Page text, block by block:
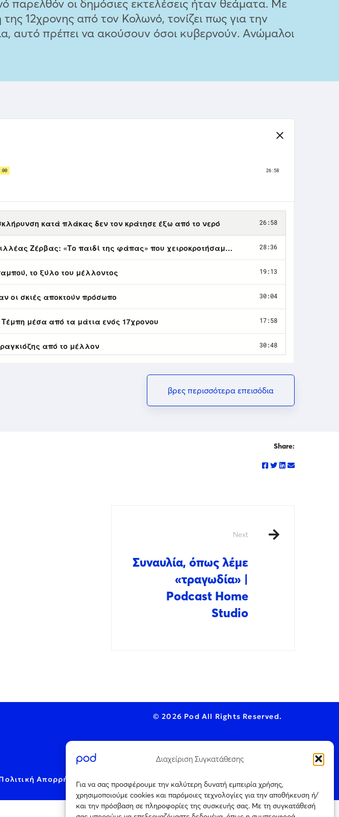
Διαχείριση Συγκατάθεσης
Για να σας προσφέρουμε την καλύτερη δυνατή εμπειρία χρήσης,
χρησιμοποιούμε cookies και παρόμοιες τεχνολογίες για την αποθήκευση ή/
και την πρόσβαση σε πληροφορίες της συσκευής σας. Με τη συγκατάθεσή
οι δημόσιες εκτελέσεις ήταν θεάματα. Με
12χρονης από τον Κολωνό, τονίζει πως για την
αυτό πρέπει να ακούσουν όσοι κυβερνούν. Ανώμαλοι
βρες περισσότερα επεισόδια
Share:
Next
Συναυλία, όπως λέμε
«τραγωδία» |
Podcast Home
Studio
© 2026 Pod All Rights Reserved.
Απορρήτου Cookie Policy